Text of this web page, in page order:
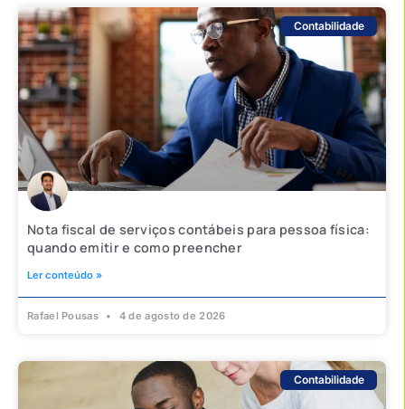
Contabilidade
Nota fiscal de serviços contábeis para pessoa física:
quando emitir e como preencher
Ler conteúdo »
Rafael Pousas 4 de agosto de 2026
Contabilidade